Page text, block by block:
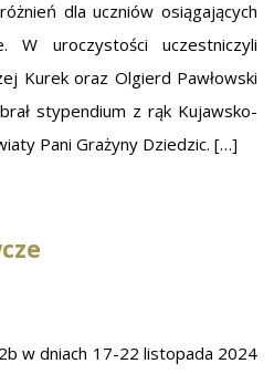
dla uczniów osiągających
W uroczystości uczestniczyli
Kurek oraz Olgierd Pawłowski
stypendium z rąk Kujawsko-
Pani Grażyny Dziedzic. […]
w dniach 17-22 listopada 2024